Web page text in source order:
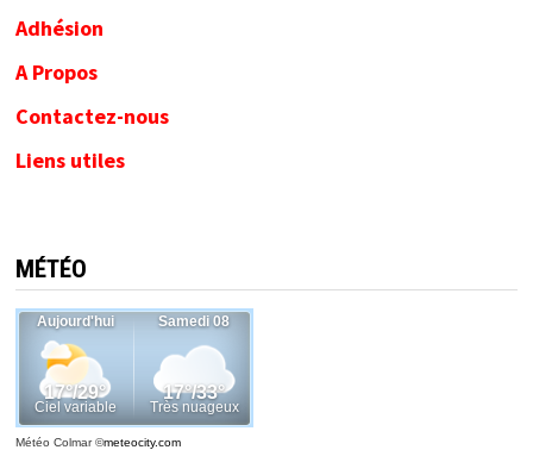
Adhésion
A Propos
Contactez-nous
Liens utiles
MÉTÉO
Météo Colmar©meteocity.com